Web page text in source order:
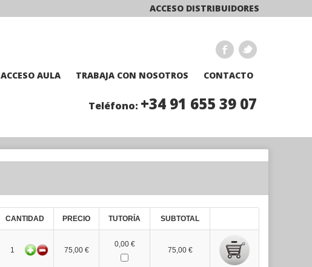
ACCESO DISTRIBUIDORES
ACCESO AULA TRABAJA CON NOSOTROS CONTACTO
Teléfono: +34 91 655 39 07
CANTIDAD PRECIO TUTORÍA SUBTOTAL
1 75,00 €
0,00 €
75,00 €